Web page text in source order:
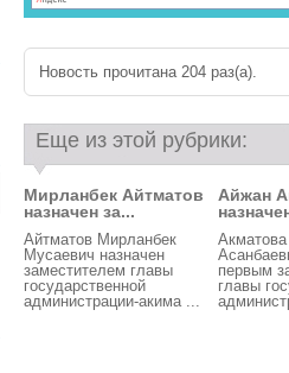
Новость прочитана 204 раз(a).
Еще из этой рубрики:
Мирланбек Айтматов
назначен за...
Айтматов Мирланбек
Мусаевич назначен
заместителем главы
государственной
администрации-акима ...
Айжан
первым
главы